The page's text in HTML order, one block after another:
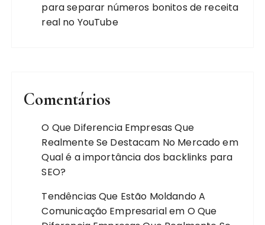
para separar números bonitos de receita
real no YouTube
Comentários
O Que Diferencia Empresas Que
Realmente Se Destacam No Mercadoem
Qual é a importância dos backlinks para
SEO?
Tendências Que Estão Moldando A
Comunicação Empresarialem O Que